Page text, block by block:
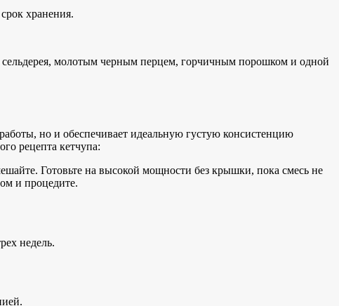
хранения.
молотым черным перцем, горчичным порошком и одной
но и обеспечивает идеальную густую консистенцию
рецепта кетчупа:
Готовьте на высокой мощности без крышки, пока смесь не
и процедите.
недель.